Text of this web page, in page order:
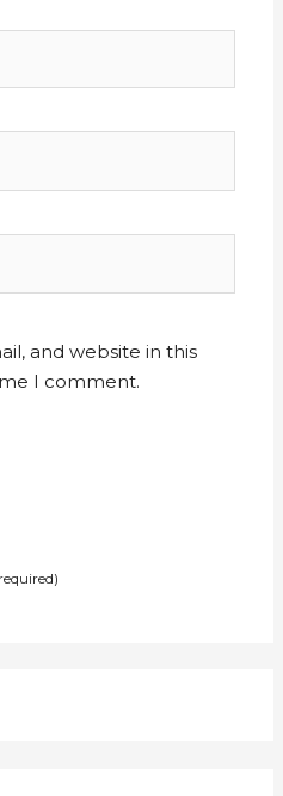
and website in this
I comment.